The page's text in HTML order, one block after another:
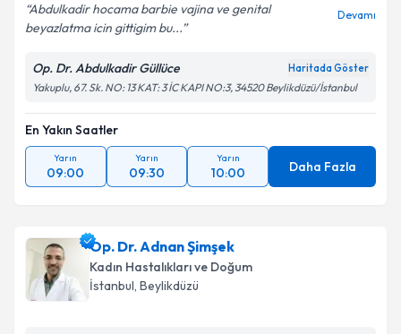
Abdulkadir hocama barbie vajina ve genital
beyazlatma icin gittigim bu...
Devamı
Op. Dr. Abdulkadir Güllüce Haritada Göster
Yakuplu, 67. Sk. NO: 13 KAT: 3 İC KAPI NO:3, 34520 Beylikdüzü/İstanbul
En Yakın Saatler
Yarın
09:00
Yarın
09:30
Yarın
10:00 Daha Fazla
Op. Dr. Adnan Şimşek
Kadın Hastalıkları ve Doğum
İstanbul, Beylikdüzü